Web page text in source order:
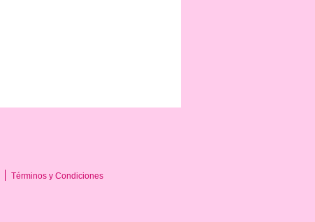
Términos y Condiciones